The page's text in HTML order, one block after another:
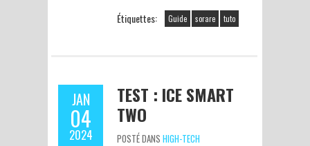
Étiquettes: Guide sorare tuto
JAN
04
2024
TEST : ICE SMART
TWO
POSTÉ DANS HIGH-TECH